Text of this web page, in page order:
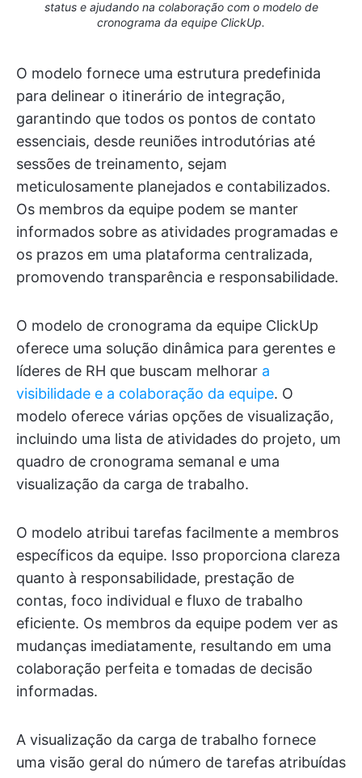
status e ajudando na colaboração com o modelo de
cronograma da equipe ClickUp.
O modelo fornece uma estrutura predefinida
para delinear o itinerário de integração,
garantindo que todos os pontos de contato
essenciais, desde reuniões introdutórias até
sessões de treinamento, sejam
meticulosamente planejados e contabilizados.
Os membros da equipe podem se manter
informados sobre as atividades programadas e
os prazos em uma plataforma centralizada,
promovendo transparência e responsabilidade.
O modelo de cronograma da equipe ClickUp
oferece uma solução dinâmica para gerentes e
líderes de RH que buscam melhorar a
visibilidade e a colaboração da equipe. O
modelo oferece várias opções de visualização,
incluindo uma lista de atividades do projeto, um
quadro de cronograma semanal e uma
visualização da carga de trabalho.
O modelo atribui tarefas facilmente a membros
específicos da equipe. Isso proporciona clareza
quanto à responsabilidade, prestação de
contas, foco individual e fluxo de trabalho
eficiente. Os membros da equipe podem ver as
mudanças imediatamente, resultando em uma
colaboração perfeita e tomadas de decisão
informadas.
A visualização da carga de trabalho fornece
uma visão geral do número de tarefas atribuídas